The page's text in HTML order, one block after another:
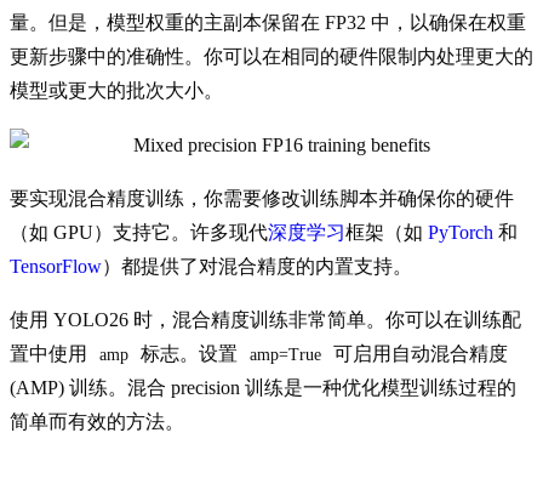
量。但是，模型权重的主副本保留在 FP32 中，以确保在权重
更新步骤中的准确性。你可以在相同的硬件限制内处理更大的
模型或更大的批次大小。
要实现混合精度训练，你需要修改训练脚本并确保你的硬件
（如 GPU）支持它。许多现代深度学习框架（如 PyTorch 和
TensorFlow）都提供了对混合精度的内置支持。
使用 YOLO26 时，混合精度训练非常简单。你可以在训练配
置中使用
amp 标志。设置 amp=True
可启用自动混合精度
(AMP) 训练。混合 precision 训练是一种优化模型训练过程的
简单而有效的方法。